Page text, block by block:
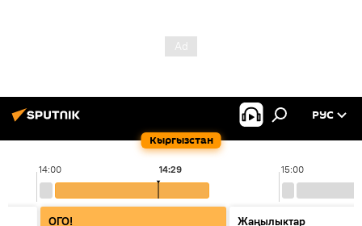
Кыргызстан
РУС
14:00 15:00
14:29
ОГО!
Жаңылыктар